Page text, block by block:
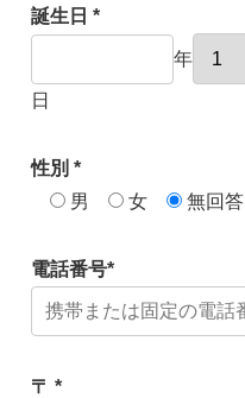
誕生日 *
年
日
性別 *
男
女 無回答
電話番号*
〒 *